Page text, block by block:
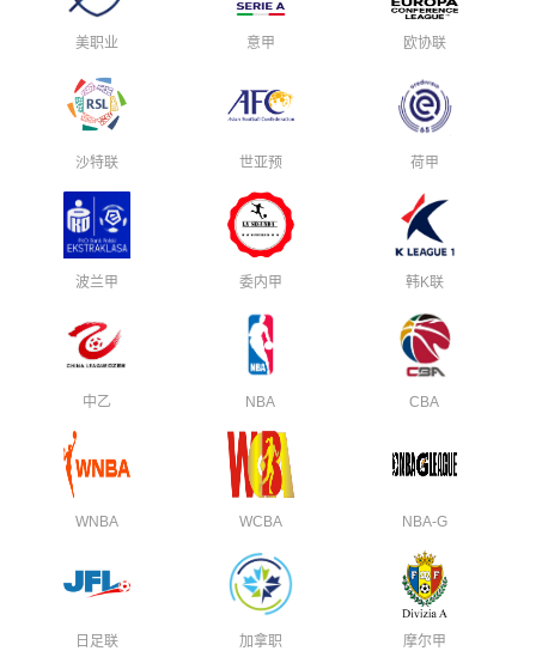
美职业 意甲 欧协联
沙特联 世亚预 荷甲
波兰甲 委内甲 韩K联
中乙 NBA CBA
WNBA WCBA NBA-G
日足联 加拿职 摩尔甲